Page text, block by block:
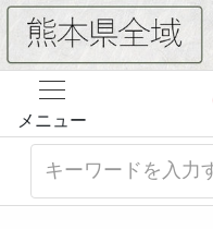
メニュー